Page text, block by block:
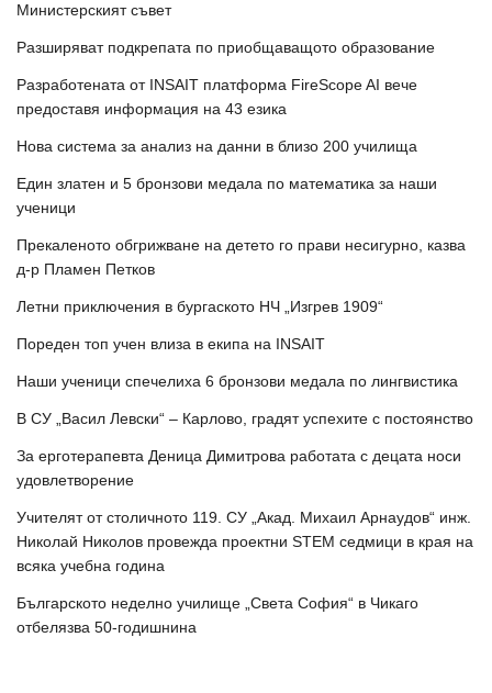
Министерският съвет
Разширяват подкрепата по приобщаващото образование
Разработената от INSAIT платформа FireScope AI вече
предоставя информация на 43 езика
Нова система за анализ на данни в близо 200 училища
Един златен и 5 бронзови медала по математика за наши
ученици
Прекаленото обгрижване на детето го прави несигурно, казва
д-р Пламен Петков
Летни приключения в бургаското НЧ „Изгрев 1909“
Пореден топ учен влиза в екипа на INSAIT
Наши ученици спечелиха 6 бронзови медала по лингвистика
В СУ „Васил Левски“ – Карлово, градят успехите с постоянство
За ерготерапевта Деница Димитрова работата с децата носи
удовлетворение
Учителят от столичното 119. СУ „Акад. Михаил Арнаудов“ инж.
Николай Николов провежда проектни STEM седмици в края на
всяка учебна година
Българското неделно училище „Света София“ в Чикаго
отбелязва 50-годишнина